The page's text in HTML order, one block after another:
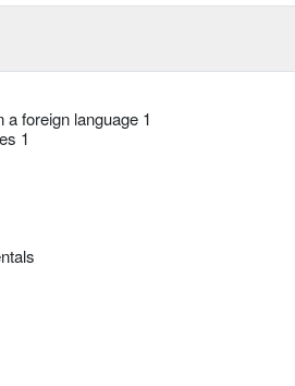
foreign language 1
1